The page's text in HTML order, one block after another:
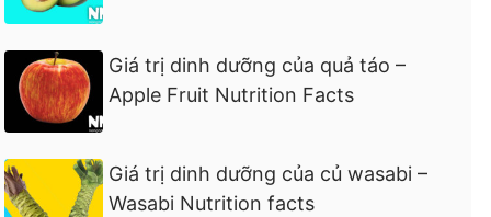
Giá trị dinh dưỡng của quả táo –
Apple Fruit Nutrition Facts
Giá trị dinh dưỡng của củ wasabi –
Wasabi Nutrition facts